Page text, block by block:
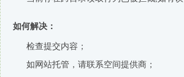
如何解决：
检查提交内容；
如网站托管，请联系空间提供商；